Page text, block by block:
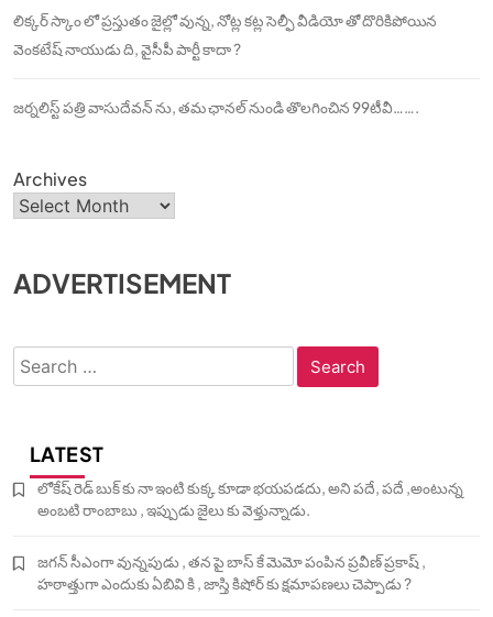
లిక్కర్ స్కాం లో ప్రస్తుతం జైల్లో వున్న, నోట్ల కట్ల సెల్ఫీ వీడియో తో దొరికిపోయిన
వెంకటేష్ నాయుడు ది, వైసీపీ పార్టీ కాదా ?
జర్నలిస్ట్ పత్రి వాసుదేవన్ ను, తమ ఛానల్ నుండి తొలగించిన 99టీవీ…….
Archives
ADVERTISEMENT
Search
for:
LATEST
లోకేష్ రెడ్ బుక్ కు నా ఇంటి కుక్క కూడా భయపడదు, అని పదే, పదే ,అంటున్న
అంబటి రాంబాబు , ఇప్పుడు జైలు కు వెళ్తున్నాడు.
జగన్ సీఎంగా వున్నపుడు , తన పై బాస్ కే మెమో పంపిన ప్రవీణ్ ప్రకాష్ ,
హఠాత్తుగా ఎందుకు ఏబివి కి , జాస్తి కిషోర్ కు క్షమాపణలు చెప్పాడు ?